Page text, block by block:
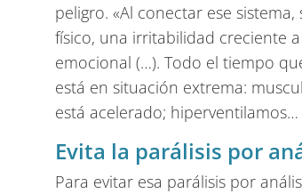
peligro. «Al conectar ese
físico, una irritabilidad creciente
emocional (…). Todo el tiempo
está en situación extrema:
está acelerado; hiperventilamos…
Evita la parálisis por
Para evitar esa parálisis por